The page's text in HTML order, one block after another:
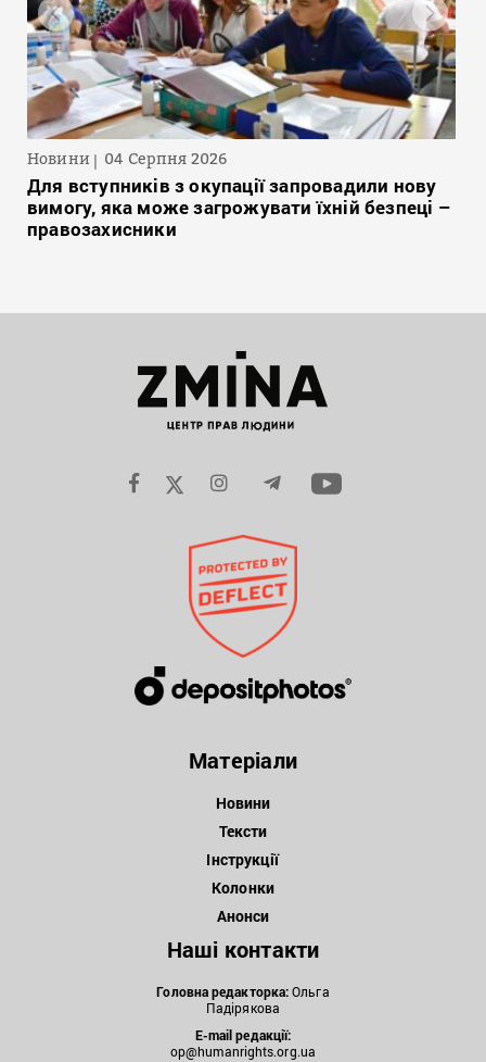
Новини 04 Серпня 2026
Для вступників з окупації запровадили нову
вимогу, яка може загрожувати їхній безпеці –
правозахисники
Матеріали
Новини
Тексти
Інструкції
Колонки
Анонси
Наші контакти
Головна редакторка:Ольга
Падірякова
E-mail редакції:
op@humanrights.org.ua